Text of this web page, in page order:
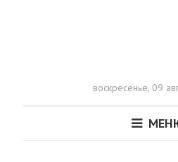
воскресенье, 09